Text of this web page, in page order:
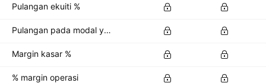
Pulangan ekuiti %
Pulangan pada modal yang dilaburkan %
Margin kasar %
% margin operasi